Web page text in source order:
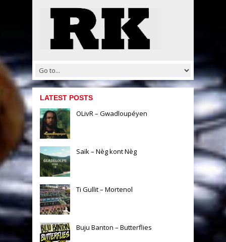
LATEST POSTS
OLivR – Gwadloupéyen
Saïk – Nèg kont Nèg
Ti Gullit – Mortenol
Buju Banton – Butterflies